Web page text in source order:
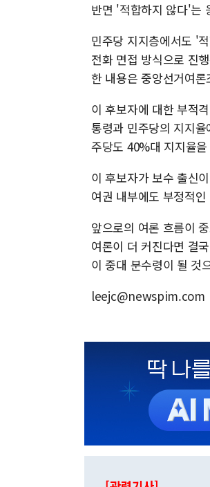
반면 '적합하지 않다'는
민주당 지지층에서도 '
전화 면접 방식으로 진
한 내용은 중앙선거여
이 후보자에 대한 부적
통령과 민주당의 지지
주당도 40%대 지지율
이 후보자가 보수 출신
여권 내부에도 부정적
앞으로의 여론 흐름이
여론이 더 커진다면 결
이 중대 분수령이 될 것
leejc@newspim.com